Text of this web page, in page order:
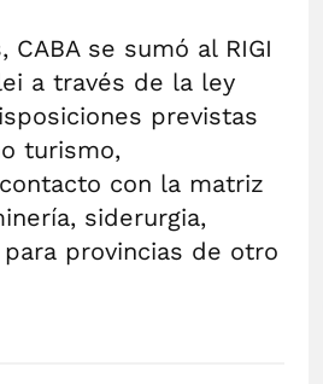
CABA se sumó al RIGI
a través de la ley
previstas
turismo,
con la matriz
siderurgia,
provincias de otro